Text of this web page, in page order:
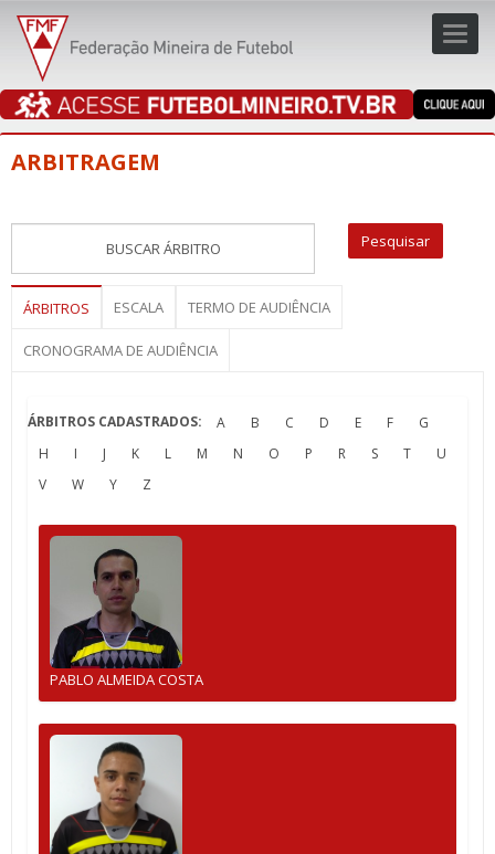
ARBITRAGEM
ÁRBITROS ESCALA TERMO DE AUDIÊNCIA
CRONOGRAMA DE AUDIÊNCIA
ÁRBITROS CADASTRADOS: A B C D E F
G
H
I J K L M N O P R S T
U
V
W Y Z
PABLO ALMEIDA COSTA